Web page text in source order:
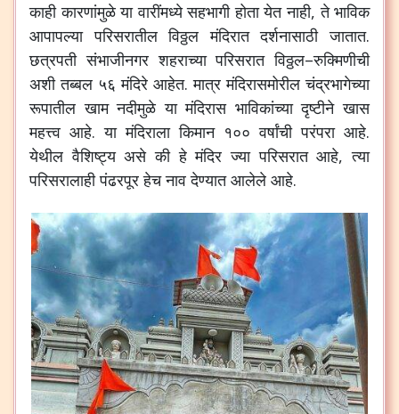
काही कारणांमुळे या वारींमध्ये सहभागी होता येत नाही,ते भाविक
आपापल्या परिसरातील विठ्ठल मंदिरात दर्शनासाठी जातात.
छत्रपती संभाजीनगर शहराच्या परिसरात विठ्ठल–रुक्मिणीची
अशी तब्बल ५६ मंदिरे आहेत.मात्र मंदिरासमोरील चंद्रभागेच्या
रूपातील खाम नदीमुळे या मंदिरास भाविकांच्या दृष्टीने खास
महत्त्व आहे.या मंदिराला किमान १०० वर्षांची परंपरा आहे.
येथील वैशिष्ट्य असे की हे मंदिर ज्या परिसरात आहे,त्या
परिसरालाही पंढरपूर हेच नाव देण्यात आलेले आहे.